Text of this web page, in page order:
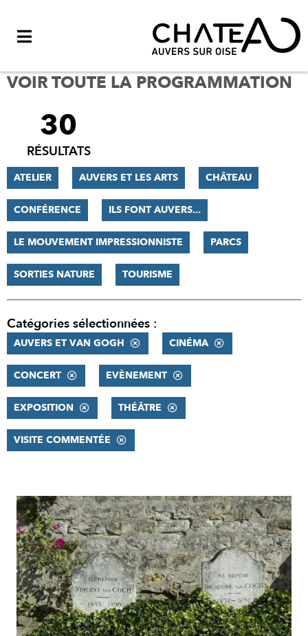
VOIR TOUTE LA PROGRAMMATION
FILTRER
RÉSULTATS
30
RÉSULTATS
ATELIER AUVERS ET LES ARTS CHÂTEAU
CONFÉRENCE ILS FONT AUVERS...
LE MOUVEMENT IMPRESSIONNISTE PARCS
SORTIES NATURE TOURISME
Catégories sélectionnées :
AUVERS ET VAN GOGH CINÉMA
CONCERT EVÈNEMENT
EXPOSITION THÉÂTRE
VISITE COMMENTÉE
RÉSULTATS